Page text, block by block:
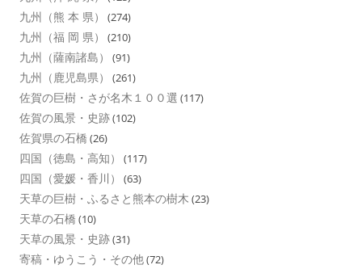
九州（熊 本 県） (274)
九州（福 岡 県） (210)
九州（薩南諸島） (91)
九州（鹿児島県） (261)
佐賀の巨樹・さが名木１００選 (117)
佐賀の風景・史跡(102)
佐賀県の石橋 (26)
四国（徳島・高知） (117)
四国（愛媛・香川） (63)
天草の巨樹・ふるさと熊本の樹木 (23)
天草の石橋 (10)
天草の風景・史跡(31)
寄稿・ゆうこう・その他(72)